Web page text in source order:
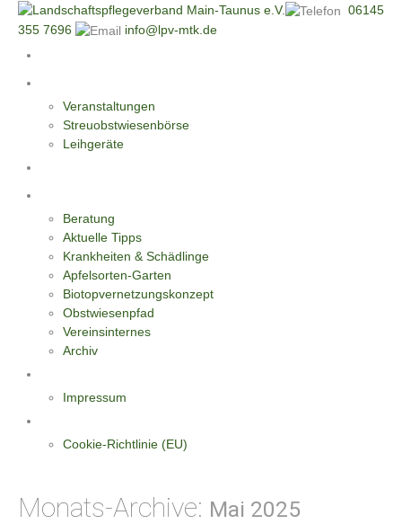
06145
355 7696
info@lpv-mtk.de
Veranstaltungen
Streuobstwiesenbörse
Leihgeräte
Beratung
Aktuelle Tipps
Krankheiten & Schädlinge
Apfelsorten-Garten
Biotopvernetzungskonzept
Obstwiesenpfad
Vereinsinternes
Archiv
Impressum
Cookie-Richtlinie (EU)
Monats-Archive: Mai 2025